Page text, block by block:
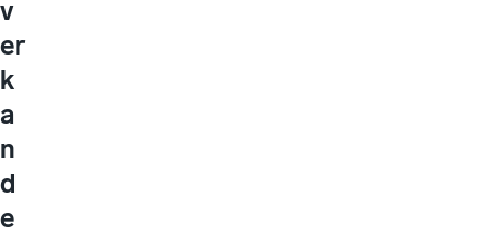
v
er
k
a
n
d
e